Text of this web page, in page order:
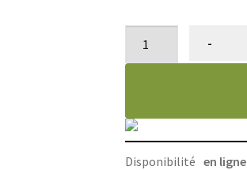
lames
-
Disponibilité en ligne